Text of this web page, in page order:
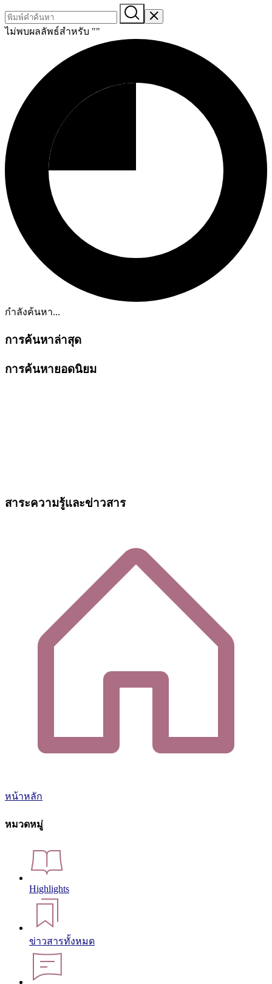
ไม่พบผลลัพธ์สำหรับ ""
กำลังค้นหา...
การค้นหาล่าสุด
การค้นหายอดนิยม
สาระความรู้และข่าวสาร
หน้าหลัก
หมวดหมู่
Highlights
ข่าวสารทั้งหมด